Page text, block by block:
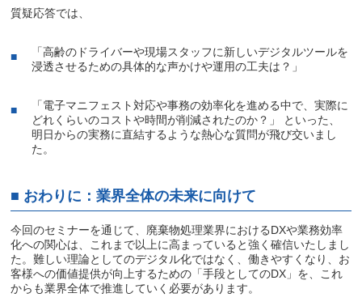
質疑応答では、
「高齢のドライバーや現場スタッフに新しいデジタルツールを
浸透させるための具体的な声かけや運用の工夫は？」
「電子マニフェスト対応や事務の効率化を進める中で、実際に
どれくらいのコストや時間が削減されたのか？」 といった、
明日からの実務に直結するような熱心な質問が飛び交いまし
た。
■ おわりに：業界全体の未来に向けて
今回のセミナーを通じて、廃棄物処理業界におけるDXや業務効率
化への関心は、これまで以上に高まっていると強く確信いたしまし
た。難しい理論としてのデジタル化ではなく、働きやすくなり、お
客様への価値提供が向上するための「手段としてのDX」を、これ
からも業界全体で推進していく必要があります。